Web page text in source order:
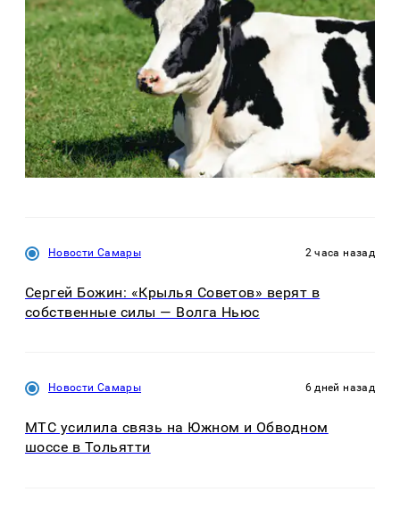
Новости Самары 2 часа назад
Сергей Божин: «Крылья Советов» верят в
собственные силы — Волга Ньюс
Новости Самары 6 дней назад
МТС усилила связь на Южном и Обводном
шоссе в Тольятти